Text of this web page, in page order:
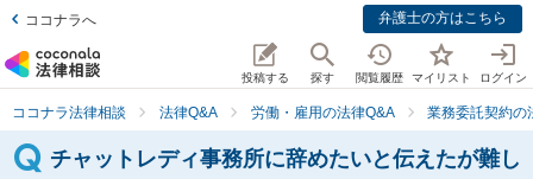
ココナラへ 弁護士の方はこちら
投稿する 探す 閲覧履歴 マイリスト ログイン
ココナラ法律相談 法律Q&A 労働・雇用の法律Q&A 業務委託契約の
チャットレディ事務所に辞めたいと伝えたが難し